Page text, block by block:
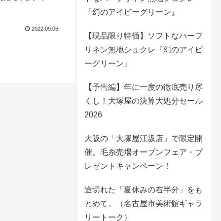
2022.09.06
『幻のアイビーグリーン』
【現品限り特価】ソフトなハーフ
リネン無地シュクレ『幻のアイビ
ーグリーン』
【予告編】年に一度の徹底売り尽
くし！大塚屋の決算大処分セール
2026
大阪の「大塚屋江坂店」で限定開
催。毛糸売場オープンフェア・プ
レゼントキャンペーン！
途切れた「夏休みの右半分」をも
とめて。（名古屋市美術館ギャラ
リートーク）